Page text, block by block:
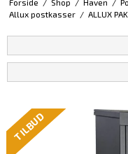
Forside / Shop / Haven /
Allux postkasser / ALLUX
TILBUD